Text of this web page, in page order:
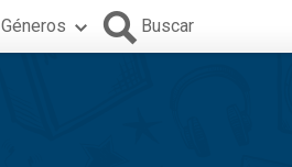
Géneros Buscar